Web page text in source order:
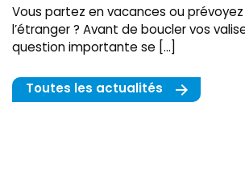
Vous partez en vacances ou
l’étranger ? Avant de boucler vos
question importante se […]
Toutes les actualités